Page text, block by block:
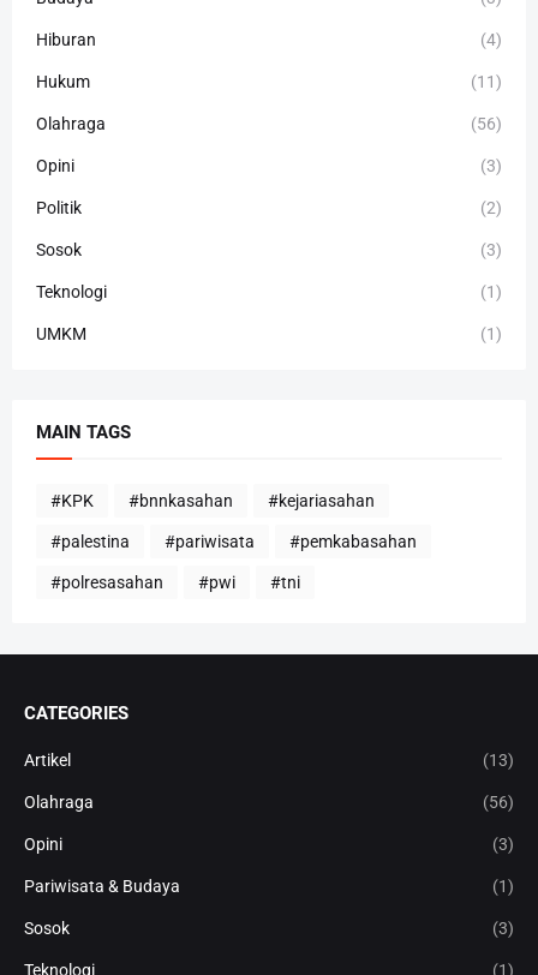
Hiburan (4)
Hukum (11)
Olahraga (56)
Opini (3)
Politik (2)
Sosok (3)
Teknologi (1)
UMKM (1)
MAIN TAGS
#KPK #bnnkasahan #kejariasahan
#palestina #pariwisata #pemkabasahan
#polresasahan #pwi #tni
CATEGORIES
Artikel (13)
Olahraga (56)
Opini (3)
Pariwisata & Budaya (1)
Sosok (3)
Teknologi (1)